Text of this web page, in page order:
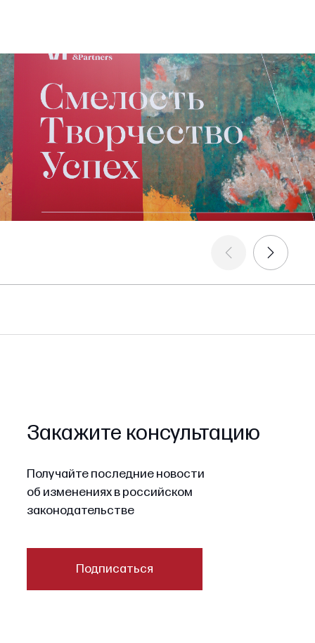
Закажите консультацию
Получайте последние новости
об изменениях в российском
законодательстве
Подписаться